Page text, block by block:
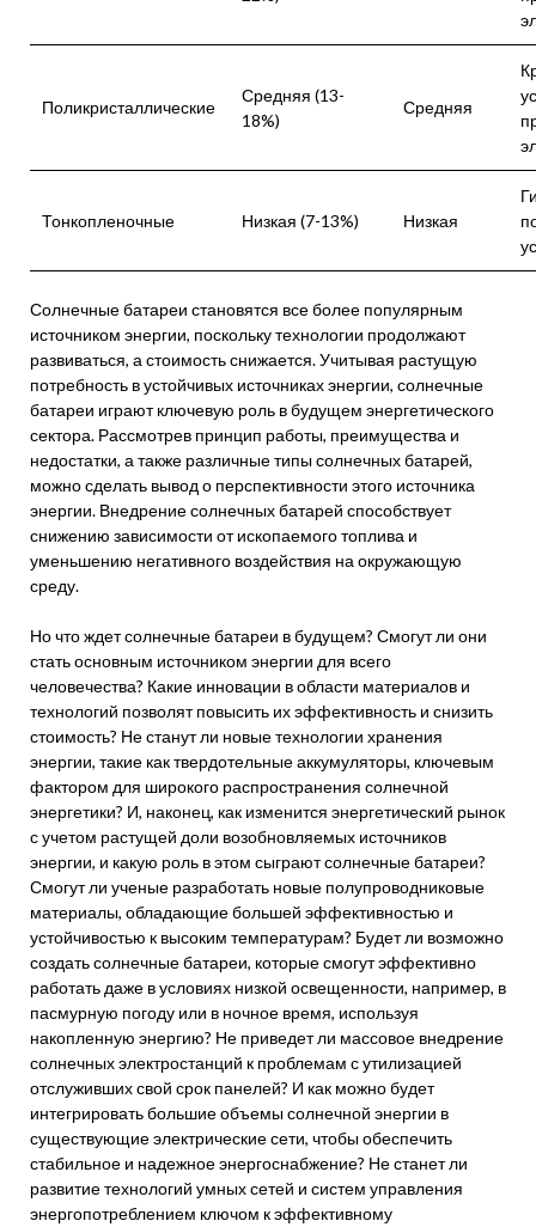
Поликристаллические
Средняя (13-
18%)
Средняя
Тонкопленочные Низкая (7-13%) Низкая
Солнечные батареи становятся все более популярным
источником энергии, поскольку технологии продолжают
развиваться, а стоимость снижается. Учитывая растущую
потребность в устойчивых источниках энергии, солнечные
батареи играют ключевую роль в будущем энергетического
сектора. Рассмотрев принцип работы, преимущества и
недостатки, а также различные типы солнечных батарей,
можно сделать вывод о перспективности этого источника
энергии. Внедрение солнечных батарей способствует
снижению зависимости от ископаемого топлива и
уменьшению негативного воздействия на окружающую
среду.
Но что ждет солнечные батареи в будущем? Смогут ли они
стать основным источником энергии для всего
человечества? Какие инновации в области материалов и
технологий позволят повысить их эффективность и снизить
стоимость? Не станут ли новые технологии хранения
энергии, такие как твердотельные аккумуляторы, ключевым
фактором для широкого распространения солнечной
энергетики? И, наконец, как изменится энергетический рынок
с учетом растущей доли возобновляемых источников
энергии, и какую роль в этом сыграют солнечные батареи?
Смогут ли ученые разработать новые полупроводниковые
материалы, обладающие большей эффективностью и
устойчивостью к высоким температурам? Будет ли возможно
создать солнечные батареи, которые смогут эффективно
работать даже в условиях низкой освещенности, например, в
пасмурную погоду или в ночное время, используя
накопленную энергию? Не приведет ли массовое внедрение
солнечных электростанций к проблемам с утилизацией
отслуживших свой срок панелей? И как можно будет
интегрировать большие объемы солнечной энергии в
существующие электрические сети, чтобы обеспечить
стабильное и надежное энергоснабжение? Не станет ли
развитие технологий умных сетей и систем управления
энергопотреблением ключом к эффективному